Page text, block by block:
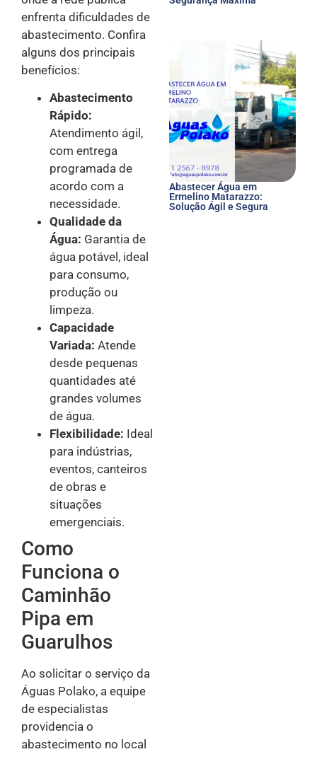
enfrenta dificuldades de
abastecimento. Confira
alguns dos principais
benefícios:
Abastecimento
Rápido:
Atendimento ágil,
com entrega
programada de
acordo com a
necessidade.
Qualidade da
Água: Garantia de
água potável, ideal
para consumo,
produção ou
limpeza.
Capacidade
Variada: Atende
desde pequenas
quantidades até
grandes volumes
de água.
Flexibilidade: Ideal
para indústrias,
eventos, canteiros
de obras e
situações
emergenciais.
Como
Funciona o
Caminhão
Pipa em
Guarulhos
Ao solicitar o serviço da
Águas Polako, a equipe
de especialistas
providencia o
abastecimento no local
Abastecer Água em
Ermelino Matarazzo:
Solução Ágil e Segura